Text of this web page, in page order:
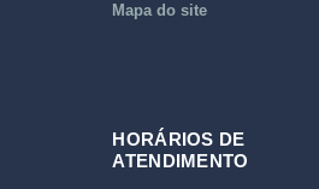
Mapa do site
HORÁRIOS DE
ATENDIMENTO